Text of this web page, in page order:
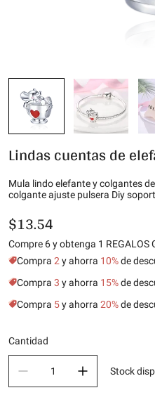
Lindas cuentas de
Mula lindo elefante y colgantes
colgante ajuste pulsera Diy
$13.54
Compre 6 y obtenga 1 REGALOS
Compra 2 y ahorra 10%de
Compra 3 y ahorra 15%de
Compra 5y ahorra 20%de
Cantidad
Stock